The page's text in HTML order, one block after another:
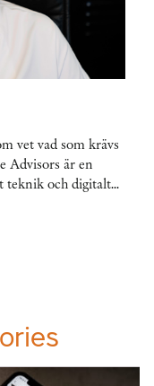
vet vad som krävs
Advisors är en
och digitalt...